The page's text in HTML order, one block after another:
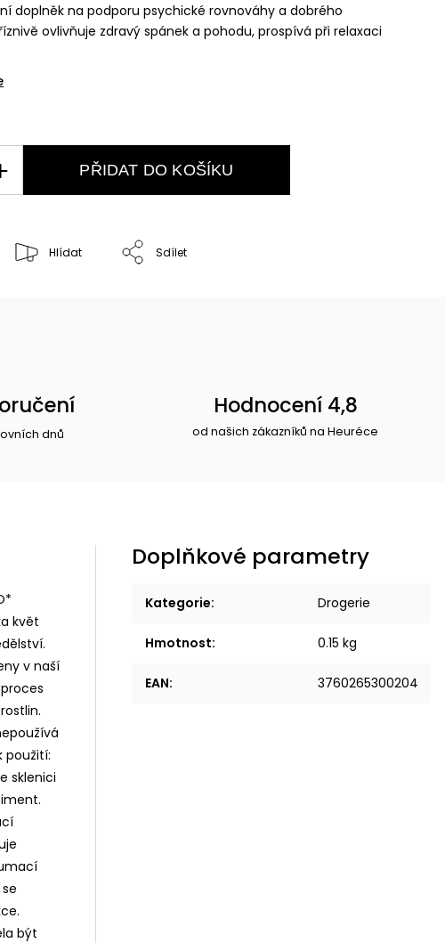
doplněk na podporu psychické rovnováhy a dobrého
ovlivňuje zdravý spánek a pohodu, prospívá při relaxaci
PŘIDAT DO KOŠÍKU
Hlídat Sdílet
dnů
Hodnocení 4,8
od našich zákazníků na Heuréce
květ
v naší
použití:
sklenici
být
Doplňkové parametry
Kategorie: Drogerie
Hmotnost: 0.15 kg
EAN: 3760265300204